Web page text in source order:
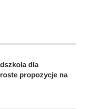
dla
propozycje na